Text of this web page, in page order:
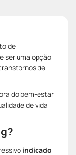
de
ser uma opção
de
do bem-estar
de vida
indicado